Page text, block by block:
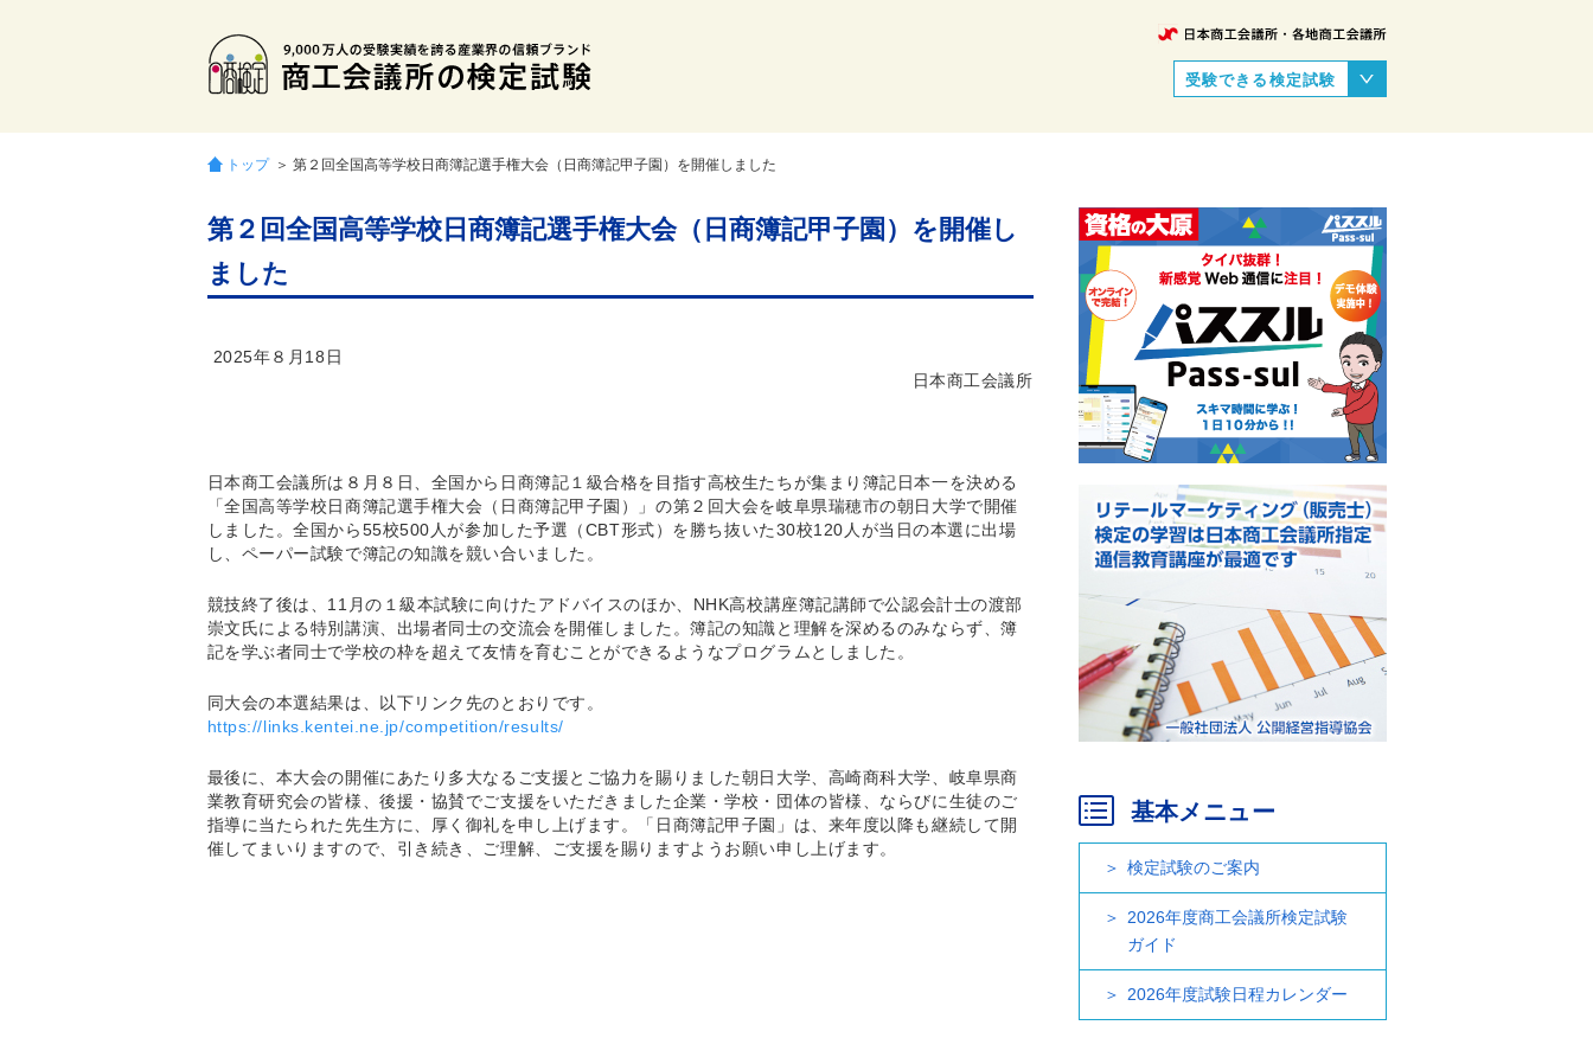
受験できる検定試験
トップ ＞ 第２回全国高等学校日商簿記選手権大会（日商簿記甲子園）を開催しました
第２回全国高等学校日商簿記選手権大会（日商簿記甲子園）を開催し
ました
2025年８月18日
日本商工会議所
日本商工会議所は８月８日、全国から日商簿記１級合格を目指す高校生たちが集まり簿記日本一を決める
「全国高等学校日商簿記選手権大会（日商簿記甲子園）」の第２回大会を岐阜県瑞穂市の朝日大学で開催
しました。全国から55校500人が参加した予選（CBT形式）を勝ち抜いた30校120人が当日の本選に出場
し、ペーパー試験で簿記の知識を競い合いました。
競技終了後は、11月の１級本試験に向けたアドバイスのほか、NHK高校講座簿記講師で公認会計士の渡部
崇文氏による特別講演、出場者同士の交流会を開催しました。簿記の知識と理解を深めるのみならず、簿
記を学ぶ者同士で学校の枠を超えて友情を育むことができるようなプログラムとしました。
同大会の本選結果は、以下リンク先のとおりです。
https://links.kentei.ne.jp/competition/results/
最後に、本大会の開催にあたり多大なるご支援とご協力を賜りました朝日大学、高崎商科大学、岐阜県商
業教育研究会の皆様、後援・協賛でご支援をいただきました企業・学校・団体の皆様、ならびに生徒のご
指導に当たられた先生方に、厚く御礼を申し上げます。「日商簿記甲子園」は、来年度以降も継続して開
催してまいりますので、引き続き、ご理解、ご支援を賜りますようお願い申し上げます。
基本メニュー
検定試験のご案内
2026年度商工会議所検定試験
ガイド
2026年度試験日程カレンダー